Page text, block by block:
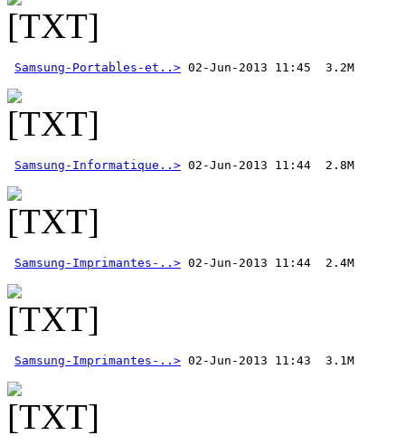
Samsung-Portables-et..>
Samsung-Informatique..>
Samsung-Imprimantes-..>
Samsung-Imprimantes-..>